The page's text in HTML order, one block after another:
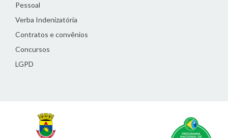
Pessoal
Verba Indenizatória
Contratos e convênios
Concursos
LGPD